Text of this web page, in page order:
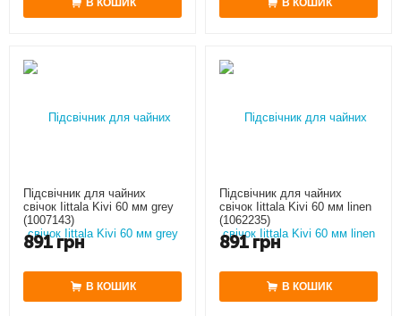
В КОШИК В КОШИК
Підсвічник для чайних
свічок Iittala Kivi 60 мм grey
(1007143)
891грн
В КОШИК
Підсвічник для чайних
свічок Iittala Kivi 60 мм linen
(1062235)
891грн
В КОШИК